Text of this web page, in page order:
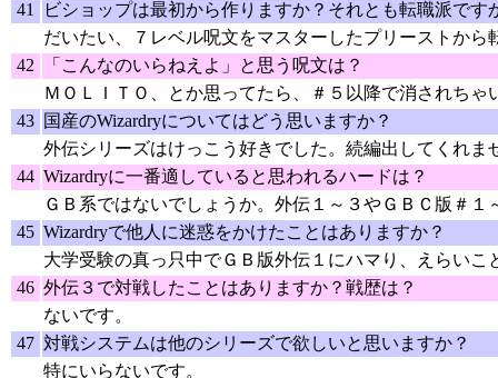
41
ビショップは最初から作りますか？それとも転職派です
だいたい、７レベル呪文をマスターしたプリーストから
42
「こんなのいらねえよ」と思う呪文は？
ＭＯＬＩＴＯ、とか思ってたら、＃５以降で消されちゃ
43 国産のWizardryについてはどう思いますか？
外伝シリーズはけっこう好きでした。続編出してくれま
44 Wizardryに一番適していると思われるハードは？
ＧＢ系ではないでしょうか。外伝１～３やＧＢＣ版＃
45 Wizardryで他人に迷惑をかけたことはありますか？
大学受験の真っ只中でＧＢ版外伝１にハマり、えらいこ
46 外伝３で対戦したことはありますか？戦歴は？
ないです。
47 対戦システムは他のシリーズで欲しいと思いますか？
特にいらないです。